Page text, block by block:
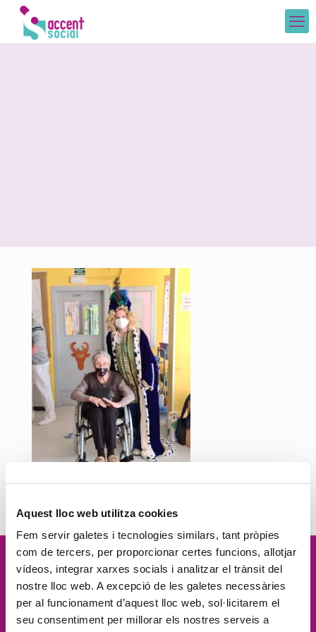
Aquest lloc web utilitza cookies
Fem servir galetes i tecnologies similars, tant pròpies
com de tercers, per proporcionar certes funcions, allotjar
vídeos, integrar xarxes socials i analitzar el trànsit del
nostre lloc web. A excepció de les galetes necessàries
per al funcionament d’aquest lloc web, sol·licitarem el
seu consentiment per millorar els nostres serveis a
Vetllem per ladignitatde les
persones, elcompromís social, la